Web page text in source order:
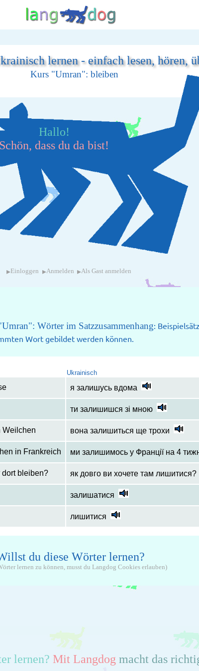
lernen - einfach lesen, hören,
Kurs "Umran": bleiben
Hallo!
Schön, dass du da bist!
▸ Einloggen ▸Anmelden ▸Als Gast anmelden
Wörter im Satzzusammenhang:
Wort gebildet werden können.
Ukrainisch
я залишусь вдома
ти залишишся зі мною
Weilchen вона залишиться ще трохи
in Frankreich ми залишимось у Франції на 4
bleiben? як довго ви хочете там лишитися?
залишатися
лишитися
du diese Wörter lernen?
lernen zu können, musst du Langdog Cookies erlauben)
lernen? Mit Langdog macht das